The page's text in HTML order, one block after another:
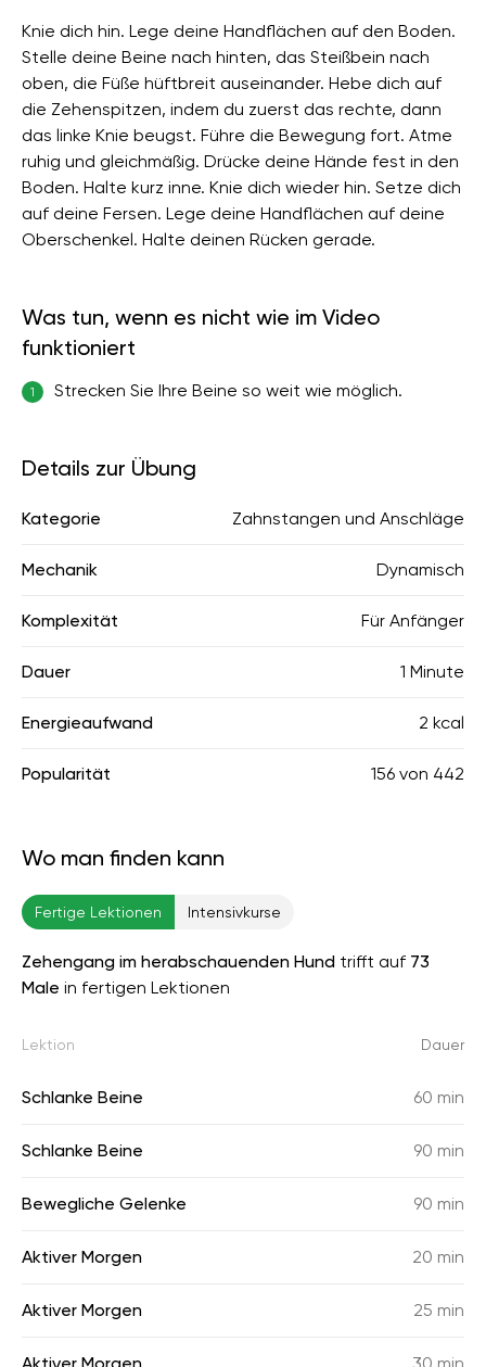
Knie dich hin. Lege deine Handflächen auf den Boden.
Stelle deine Beine nach hinten, das Steißbein nach
oben, die Füße hüftbreit auseinander. Hebe dich auf
die Zehenspitzen, indem du zuerst das rechte, dann
das linke Knie beugst. Führe die Bewegung fort. Atme
ruhig und gleichmäßig. Drücke deine Hände fest in den
Boden. Halte kurz inne. Knie dich wieder hin. Setze dich
auf deine Fersen. Lege deine Handflächen auf deine
Oberschenkel. Halte deinen Rücken gerade.
Was tun, wenn es nicht wie im Video
funktioniert
1 Strecken Sie Ihre Beine so weit wie möglich.
Details zur Übung
Kategorie Zahnstangen und Anschläge
Mechanik Dynamisch
Komplexität Für Anfänger
Dauer 1 Minute
Energieaufwand 2 kcal
Popularität 156 von 442
Wo man finden kann
Fertige Lektionen Intensivkurse
Zehengang im herabschauenden Hund trifft auf 73
Male in fertigen Lektionen
Lektion Dauer
Schlanke Beine 60 min
Schlanke Beine 90 min
Bewegliche Gelenke 90 min
Aktiver Morgen 20 min
Aktiver Morgen 25 min